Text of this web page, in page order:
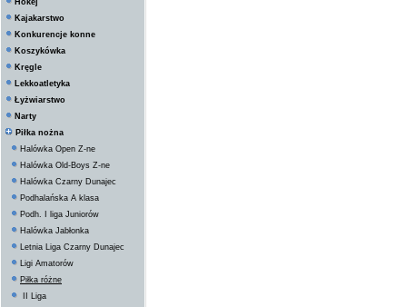
Hokej
Kajakarstwo
Konkurencje konne
Koszykówka
Kręgle
Lekkoatletyka
Łyżwiarstwo
Narty
Piłka nożna
Halówka Open Z-ne
Halówka Old-Boys Z-ne
Halówka Czarny Dunajec
Podhalańska A klasa
Podh. I liga Juniorów
Halówka Jabłonka
Letnia Liga Czarny Dunajec
Ligi Amatorów
Piłka różne
II Liga